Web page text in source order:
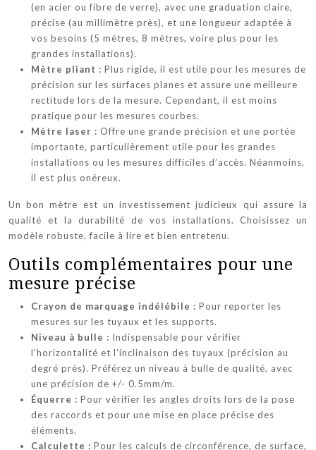
(en acier ou fibre de verre), avec une graduation claire,
précise (au millimètre près), et une longueur adaptée à
vos besoins (5 mètres, 8 mètres, voire plus pour les
grandes installations).
Mètre pliant : Plus rigide, il est utile pour les mesures de
précision sur les surfaces planes et assure une meilleure
rectitude lors de la mesure. Cependant, il est moins
pratique pour les mesures courbes.
Mètre laser : Offre une grande précision et une portée
importante, particulièrement utile pour les grandes
installations ou les mesures difficiles d’accès. Néanmoins,
il est plus onéreux.
Un bon mètre est un investissement judicieux qui assure la
qualité et la durabilité de vos installations. Choisissez un
modèle robuste, facile à lire et bien entretenu.
Outils complémentaires pour une
mesure précise
Crayon de marquage indélébile : Pour reporter les
mesures sur les tuyaux et les supports.
Niveau à bulle : Indispensable pour vérifier
l’horizontalité et l’inclinaison des tuyaux (précision au
degré près). Préférez un niveau à bulle de qualité, avec
une précision de +/- 0.5mm/m.
Équerre : Pour vérifier les angles droits lors de la pose
des raccords et pour une mise en place précise des
éléments.
Calculette : Pour les calculs de circonférence, de surface,